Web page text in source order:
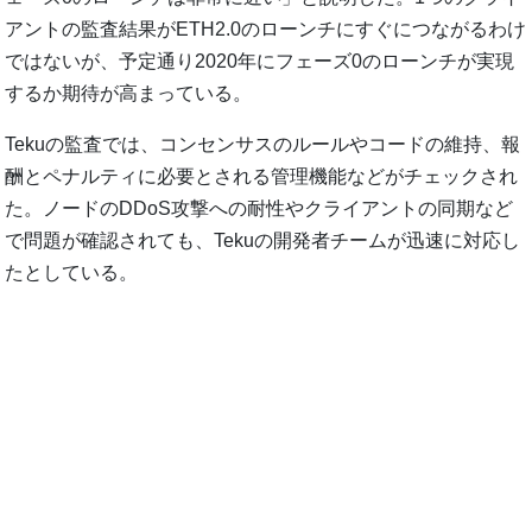
アントの監査結果がETH2.0のローンチにすぐにつながるわけ
ではないが、予定通り2020年にフェーズ0のローンチが実現
するか期待が高まっている。
Tekuの監査では、コンセンサスのルールやコードの維持、報
酬とペナルティに必要とされる管理機能などがチェックされ
た。ノードのDDoS攻撃への耐性やクライアントの同期など
で問題が確認されても、Tekuの開発者チームが迅速に対応し
たとしている。